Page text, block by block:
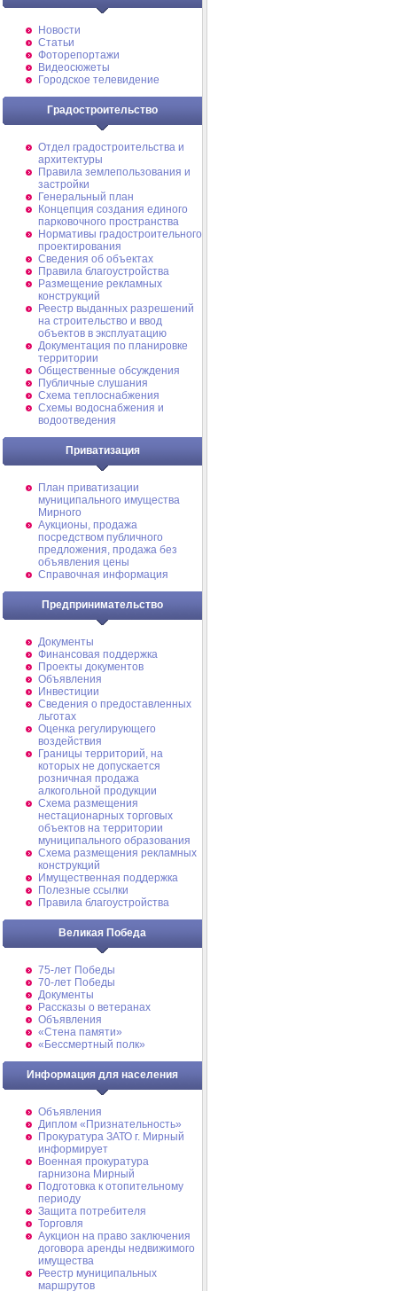
Новости
Статьи
Фоторепортажи
Видеосюжеты
Городское телевидение
Градостроительство
Отдел градостроительства и
архитектуры
Правила землепользования и
застройки
Генеральный план
Концепция создания единого
парковочного пространства
Нормативы градостроительного
проектирования
Сведения об объектах
Правила благоустройства
Размещение рекламных
конструкций
Реестр выданных разрешений
на строительство и ввод
объектов в эксплуатацию
Документация по планировке
территории
Общественные обсуждения
Публичные слушания
Схема теплоснабжения
Схемы водоснабжения и
водоотведения
Приватизация
План приватизации
муниципального имущества
Мирного
Аукционы, продажа
посредством публичного
предложения, продажа без
объявления цены
Справочная информация
Предпринимательство
Документы
Финансовая поддержка
Проекты документов
Объявления
Инвестиции
Сведения о предоставленных
льготах
Оценка регулирующего
воздействия
Границы территорий, на
которых не допускается
розничная продажа
алкогольной продукции
Схема размещения
нестационарных торговых
объектов на территории
муниципального образования
Схема размещения рекламных
конструкций
Имущественная поддержка
Полезные ссылки
Правила благоустройства
Великая Победа
75-лет Победы
70-лет Победы
Документы
Рассказы о ветеранах
Объявления
«Стена памяти»
«Бессмертный полк»
Информация для населения
Объявления
Диплом «Признательность»
Прокуратура ЗАТО г. Мирный
информирует
Военная прокуратура
гарнизона Мирный
Подготовка к отопительному
периоду
Защита потребителя
Торговля
Аукцион на право заключения
договора аренды недвижимого
имущества
Реестр муниципальных
маршрутов